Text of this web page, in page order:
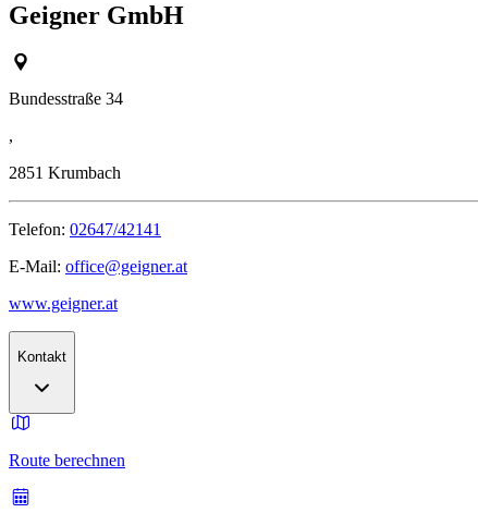
Geigner GmbH
Bundesstraße 34
,
2851 Krumbach
Telefon: 02647/42141
E-Mail: office@geigner.at
www.geigner.at
Kontakt
Route berechnen